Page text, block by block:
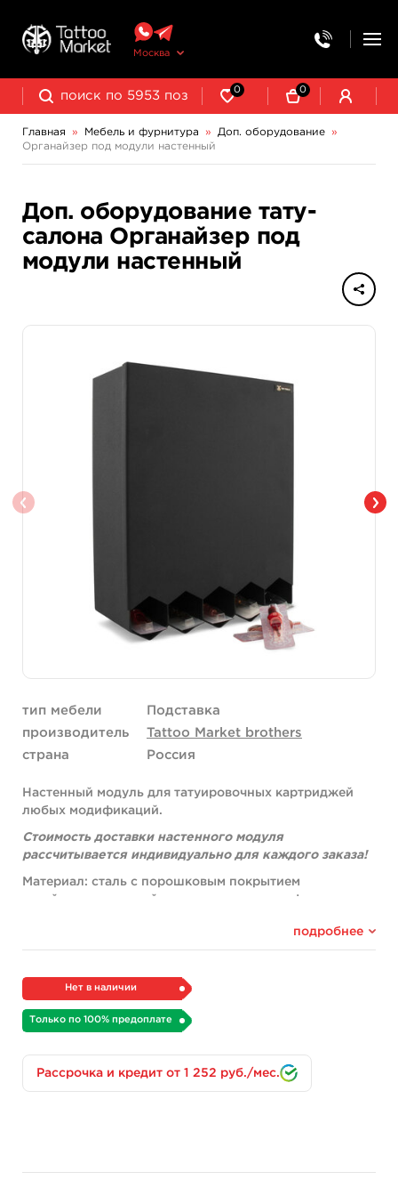
Москва
0 0
Главная » Мебель и фурнитура » Доп. оборудование
»
Органайзер под модули настенный
Доп. оборудование тату-
салона Органайзер под
модули настенный
тип мебели
Подставка
производитель
Tattoo Market brothers
страна
Россия
Настенный модуль для татуировочных картриджей
любых модификаций.
Стоимость доставки настенного модуля
рассчитывается индивидуально для каждого заказа!
Материал: сталь с порошковым покрытием
устойчивым к воздействию средств дезинфекции,
Вес: 2 кг
подробнее
Нет в наличии
Только по 100% предоплате
Рассрочка и кредит от 1 252 руб./мес.